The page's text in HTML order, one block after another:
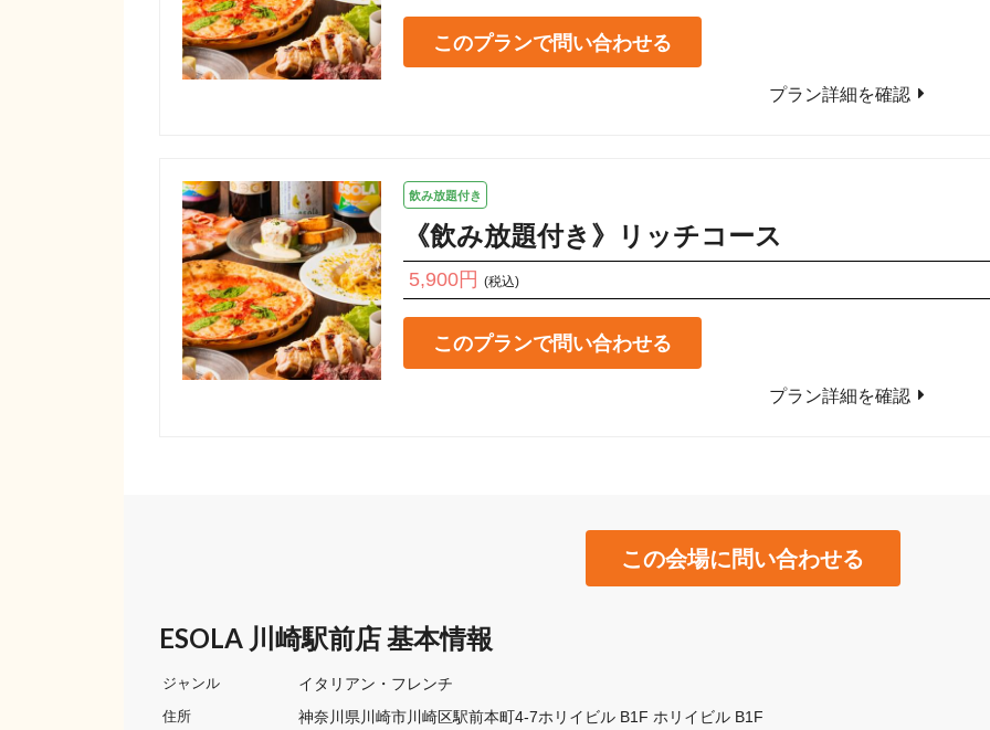
このプランで問い合わせる
プラン詳細を確認
飲み放題付き
《飲み放題付き》リッチコース
5,900円 (税込)
このプランで問い合わせる
プラン詳細を確認
この会場に問い合わせる
ESOLA 川崎駅前店 基本情報
ジャンル イタリアン・フレンチ
住所
神奈川県川崎市川崎区駅前本町4-7ホリイビル B1F ホリイビル B1F